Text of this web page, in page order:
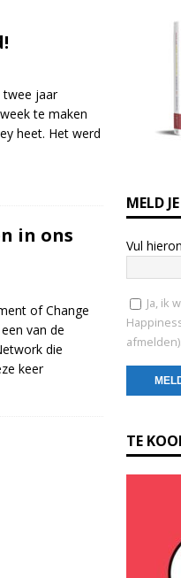
goed in je vel
twee jaar
te maken
heet. Het werd
in ons
of Change
van de
die
keer
MELD
Vul
Ja, ik
afmelden).
o
n
s
TE